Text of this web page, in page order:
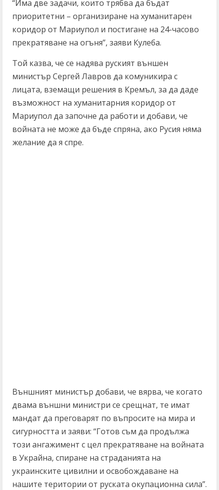
“Има две задачи, които трябва да бъдат
приоритетни – организиране на хуманитарен
коридор от Мариупол и постигане на 24-часово
прекратяване на огъня”, заяви Кулеба.
Той казва, че се надява руският външен
министър Сергей Лавров да комуникира с
лицата, вземащи решения в Кремъл, за да даде
възможност на хуманитарния коридор от
Мариупол да започне да работи и добави, че
войната не може да бъде спряна, ако Русия няма
желание да я спре.
Външният министър добави, че вярва, че когато
двама външни министри се срещнат, те имат
мандат да преговарят по въпросите на мира и
сигурността и заяви: “Готов съм да продължа
този ангажимент с цел прекратяване на войната
в Украйна, спиране на страданията на
украинските цивилни и освобождаване на
нашите територии от руската окупационна сила”.